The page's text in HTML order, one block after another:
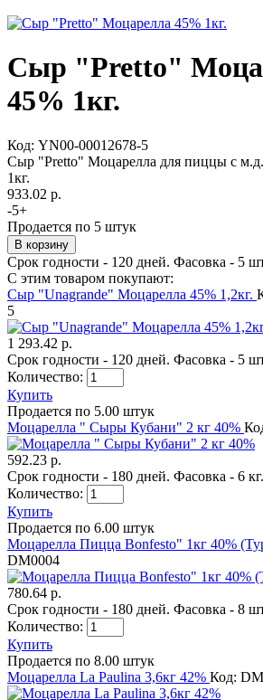
Сыр "Pretto"
45% 1кг.
Код: YN00-00012678-5
Сыр "Pretto" Моцарелла для пиццы с
1кг.
933.02 р.
-5+
Продается по 5 штук
Срок годности - 120 дней. Фасовка - 5
С этим товаром покупают:
Сыр "Unagrande" Моцарелла 45% 1,2кг.
5
1 293.42 р.
Срок годности - 120 дней. Фасовка - 5
Количество:
Купить
Продается по 5.00 штук
Моцарелла " Сыры Кубани" 2 кг 40%
592.23 р.
Срок годности - 180 дней. Фасовка - 6 кг.
Количество:
Купить
Продается по 6.00 штук
Моцарелла Пицца Bonfesto" 1кг 40%
DM0004
780.64 р.
Срок годности - 180 дней. Фасовка - 8
Количество:
Купить
Продается по 8.00 штук
Моцарелла La Paulina 3,6кг 42% Код: